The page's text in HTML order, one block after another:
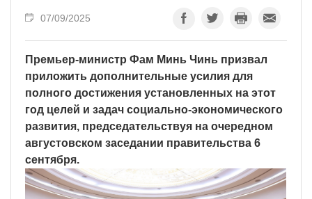
07/09/2025
Премьер-министр Фам Минь Чинь призвал
приложить дополнительные усилия для
полного достижения установленных на этот
год целей и задач социально-экономического
развития, председательствуя на очередном
августовском заседании правительства 6
сентября.